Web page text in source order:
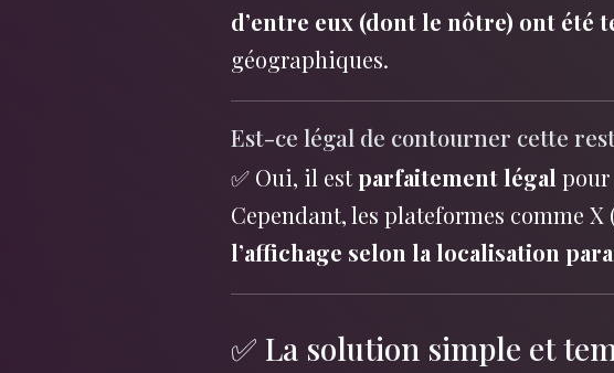
d’entre eux (dont le nôtre) ont
géographiques.
Est-ce légal de contourner cette
✅ Oui, il estparfaitement légal pour
Cependant, les plateformes comme
l’affichage selon la localisation
✅ La solution simple et